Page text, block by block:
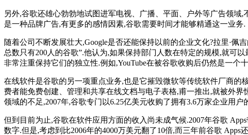
另外,谷歌还雄心勃勃地试图进军电视、广播、平面、户外等广告领域
是一种品牌广告,有更多的感情因素,谷歌需要时间才能够精通这一业务.
随着公司不断发展壮大,Google是否还能保持以前的企业文化?拉里·
总数只有200人的谷歌”.他认为,如果保持部门人数在特定的规模,就可
非常注重保持它们的独立性.例如,YouTube在被谷歌收购后仍然是一
在线软件是谷歌的另一项重点业务,也是它摧毁微软等传统软件厂商的
费者能免费创建、管理和共享在线文档与电子表格,甫一推出,就被外
领域的不足,2007年,谷歌专门以6.25亿美元收购了拥有3.6万家企业用
但到目前为止,谷歌在软件应用方面的收入尚未成气候.2007年谷歌
数字.但是,考虑到比2006年的4000万美元翻了10倍,而三年前谷歌